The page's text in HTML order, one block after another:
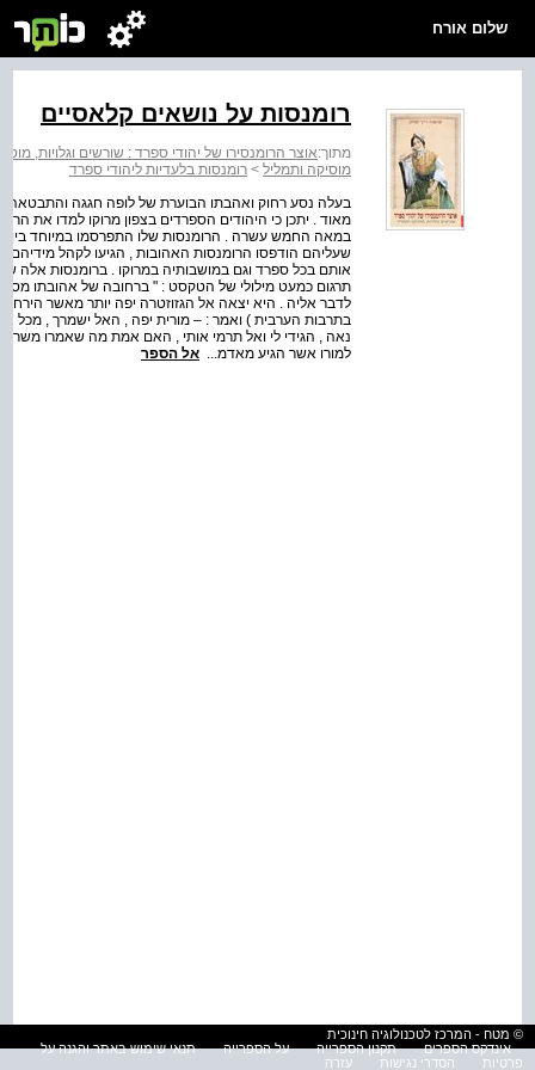
שלום אורח
רומנסות על נושאים קלאסיים
מתוך:אוצר הרומנסירו של יהודי ספרד : שורשים וגלויות,
מוסיקה ותמליל > רומנסות בלעדיות ליהודי ספרד
בעלה נסע רחוק ואהבתו הבוערת של לופה חגגה והתבטאה
מאוד . יתכן כי היהודים הספרדים בצפון מרוקו למדו את
במאה החמש עשרה . הרומנסות שלו התפרסמו במיוחד
שעליהם הודפסו הרומנסות האהובות , הגיעו לקהל מידיהם
אותם בכל ספרד וגם במושבותיה במרוקו . ברומנסות אלה
תרגום כמעט מילולי של הטקסט : " ברחובה של אהובתו
לדבר אליה . היא יצאה אל הגזוזטרה יפה יותר מאשר הירח
בתרבות הערבית ) ואמר : – מורית יפה , האל ישמרך , מכל
נאה , הגידי לי ואל תרמי אותי , האם אמת מה שאמרו
למורו אשר הגיע מאדמ... אל הספר
© מטח - המרכז לטכנולוגיה חינוכית
אינדקס הספרים
תקנון הספרייה על הספרייה
תנאי שימוש באתר והגנה על
פרטיות
הסדרי נגישות עזרה